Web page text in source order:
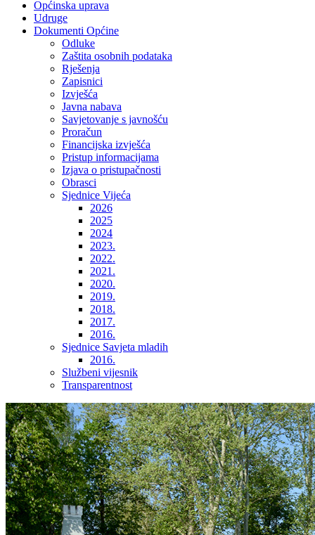
Općinska uprava
Udruge
Dokumenti Općine
Odluke
Zaštita osobnih podataka
Rješenja
Zapisnici
Izvješća
Javna nabava
Savjetovanje s javnošću
Proračun
Financijska izvješća
Pristup informacijama
Izjava o pristupačnosti
Obrasci
Sjednice Vijeća
2026
2025
2024
2023.
2022.
2021.
2020.
2019.
2018.
2017.
2016.
Sjednice Savjeta mladih
2016.
Službeni vijesnik
Transparentnost